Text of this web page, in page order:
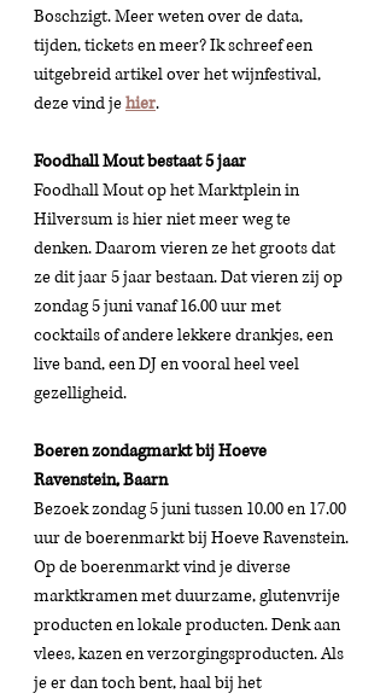
Boschzigt. Meer weten over de data,
tijden, tickets en meer? Ik schreef een
uitgebreid artikel over het wijnfestival,
deze vind je hier.
Foodhall Mout bestaat 5 jaar
Foodhall Mout op het Marktplein in
Hilversum is hier niet meer weg te
denken. Daarom vieren ze het groots dat
ze dit jaar 5 jaar bestaan. Dat vieren zij op
zondag 5 juni vanaf 16.00 uur met
cocktails of andere lekkere drankjes, een
live band, een DJ en vooral heel veel
gezelligheid.
Boeren zondagmarkt bij Hoeve
Ravenstein, Baarn
Bezoek zondag 5 juni tussen 10.00 en 17.00
uur de boerenmarkt bij Hoeve Ravenstein.
Op de boerenmarkt vind je diverse
marktkramen met duurzame, glutenvrije
producten en lokale producten. Denk aan
vlees, kazen en verzorgingsproducten. Als
je er dan toch bent, haal bij het